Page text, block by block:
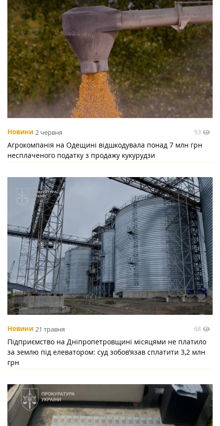
Новини 2 червня 93
Агрокомпанія на Одещині відшкодувала понад 7 млн грн
несплаченого податку з продажу кукурудзи
Новини 21 травня 68
Підприємство на Дніпропетровщині місяцями не платило
за землю під елеватором: суд зобов’язав сплатити 3,2 млн
грн